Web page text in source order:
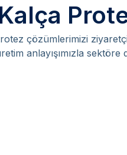
Kalça
çözümlerimizi
anlayışımızla sektöre